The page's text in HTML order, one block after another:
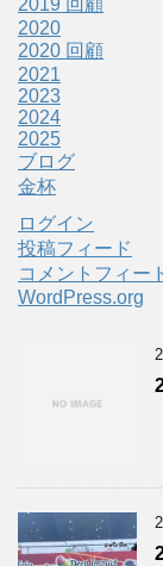
2019 回顧
2020
2020 回顧
2021
2023
2024
2025
ブログ
金杯
ログイン
投稿フィード
コメントフィー
WordPress.org